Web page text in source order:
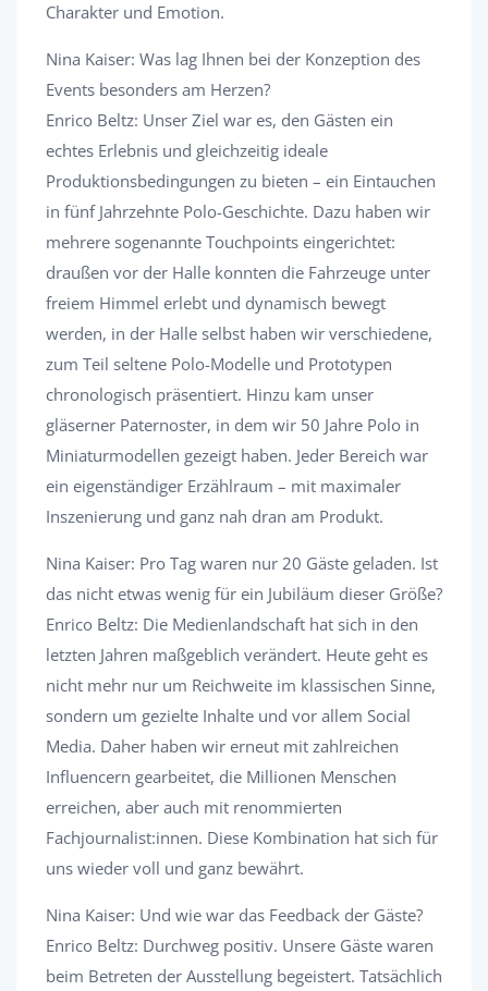
Charakter und Emotion.
Nina Kaiser: Was lag Ihnen bei der Konzeption des
Events besonders am Herzen?
Enrico Beltz: Unser Ziel war es, den Gästen ein
echtes Erlebnis und gleichzeitig ideale
Produktionsbedingungen zu bieten – ein Eintauchen
in fünf Jahrzehnte Polo-Geschichte. Dazu haben wir
mehrere sogenannte Touchpoints eingerichtet:
draußen vor der Halle konnten die Fahrzeuge unter
freiem Himmel erlebt und dynamisch bewegt
werden, in der Halle selbst haben wir verschiedene,
zum Teil seltene Polo-Modelle und Prototypen
chronologisch präsentiert. Hinzu kam unser
gläserner Paternoster, in dem wir 50 Jahre Polo in
Miniaturmodellen gezeigt haben. Jeder Bereich war
ein eigenständiger Erzählraum – mit maximaler
Inszenierung und ganz nah dran am Produkt.
Nina Kaiser: Pro Tag waren nur 20 Gäste geladen. Ist
das nicht etwas wenig für ein Jubiläum dieser Größe?
Enrico Beltz: Die Medienlandschaft hat sich in den
letzten Jahren maßgeblich verändert. Heute geht es
nicht mehr nur um Reichweite im klassischen Sinne,
sondern um gezielte Inhalte und vor allem Social
Media. Daher haben wir erneut mit zahlreichen
Influencern gearbeitet, die Millionen Menschen
erreichen, aber auch mit renommierten
Fachjournalist:innen. Diese Kombination hat sich für
uns wieder voll und ganz bewährt.
Nina Kaiser: Und wie war das Feedback der Gäste?
Enrico Beltz: Durchweg positiv. Unsere Gäste waren
beim Betreten der Ausstellung begeistert. Tatsächlich